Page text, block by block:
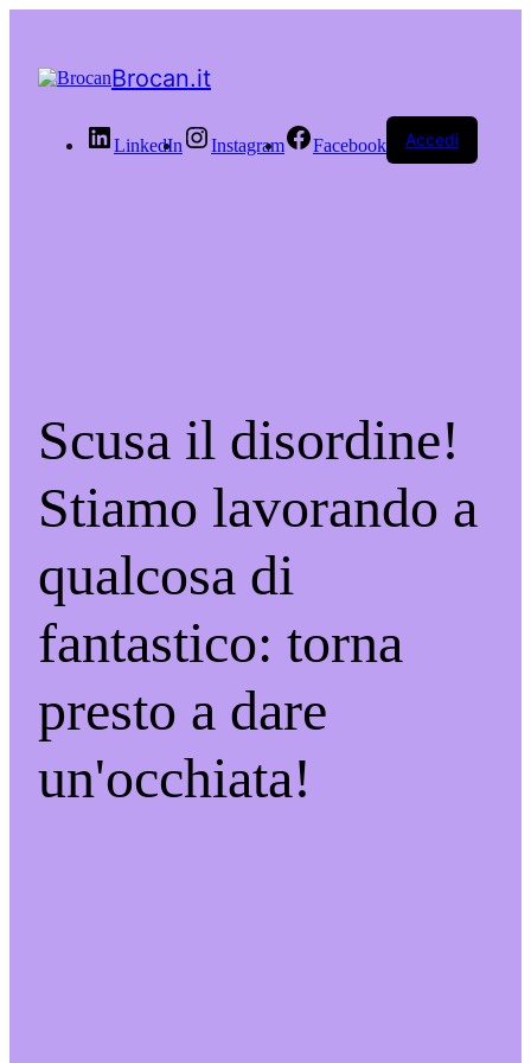
Brocan.it
LinkedIn Instagram Facebook Accedi
Scusa il disordine!
Stiamo lavorando a
qualcosa di
fantastico: torna
presto a dare
un'occhiata!